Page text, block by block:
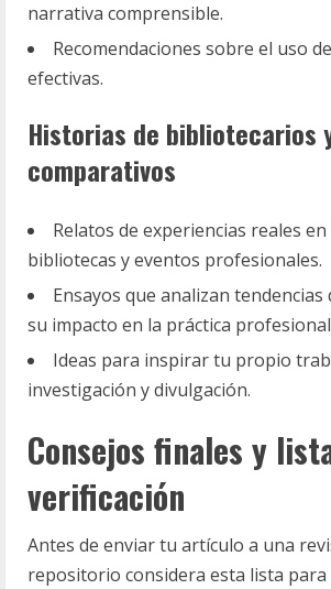
narrativa comprensible.
Recomendaciones sobre el uso
efectivas.
Historias de bibliotecarios
comparativos
Relatos de experiencias reales
bibliotecas y eventos profesionales.
Ensayos que analizan
su impacto en la práctica
Ideas para inspirar tu propio
investigación y divulgación.
Consejos finales y
verificación
Antes de enviar tu artículo a una
repositorio considera esta lista